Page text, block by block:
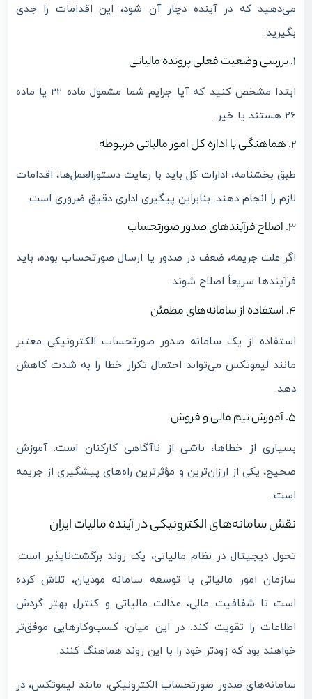
می‌دهید که در آینده دچار آن شود، این اقدامات را جدی
بگیرید:
1. بررسی وضعیت فعلی پرونده مالیاتی
ابتدا مشخص کنید که آیا جرایم شما مشمول ماده 22 یا ماده
26 هستند یا خیر.
2. هماهنگی با اداره کل امور مالیاتی مربوطه
طبق بخشنامه، ادارات کل باید با رعایت دستورالعمل‌ها، اقدامات
لازم را انجام دهند. بنابراین پیگیری اداری دقیق ضروری است.
3. اصلاح فرآیندهای صدور صورتحساب
اگر علت جریمه، ضعف در صدور یا ارسال صورتحساب بوده، باید
فرآیندها سریعاً اصلاح شوند.
4. استفاده از سامانه‌های مطمئن
استفاده از یک سامانه صدور صورتحساب الکترونیکی معتبر
مانند لیموتکس می‌تواند احتمال تکرار خطا را به شدت کاهش
دهد.
5. آموزش تیم مالی و فروش
بسیاری از خطاها، ناشی از ناآگاهی کارکنان است. آموزش
صحیح، یکی از ارزان‌ترین و مؤثرترین راه‌های پیشگیری از جریمه
است.
نقش سامانه‌های الکترونیکی در آینده مالیات ایران
تحول دیجیتال در نظام مالیاتی، یک روند برگشت‌ناپذیر است.
سازمان امور مالیاتی با توسعه سامانه مودیان، تلاش کرده
است تا شفافیت مالی، عدالت مالیاتی و کنترل بهتر گردش
اطلاعات را تقویت کند. در این میان، کسب‌وکارهایی موفق‌تر
خواهند بود که زودتر خود را با این روند هماهنگ کنند.
سامانه‌های صدور صورتحساب الکترونیکی، مانند لیموتکس، در